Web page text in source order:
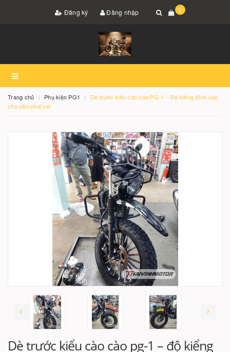
Đăng ký Đăng nhập 0
Trang chủ Phụ kiện PG1
Dè trước kiểu cào cào PG-1 – Độ kiểng đỉnh cao
cho dân chơi xe!
Dè trước kiểu cào cào pg-1 – độ kiểng